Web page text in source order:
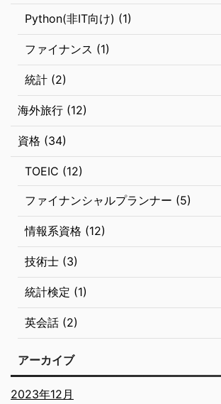
Python(非IT向け) (1)
ファイナンス (1)
統計 (2)
海外旅行 (12)
資格 (34)
TOEIC (12)
ファイナンシャルプランナー (5)
情報系資格 (12)
技術士 (3)
統計検定 (1)
英会話 (2)
アーカイブ
2023年12月